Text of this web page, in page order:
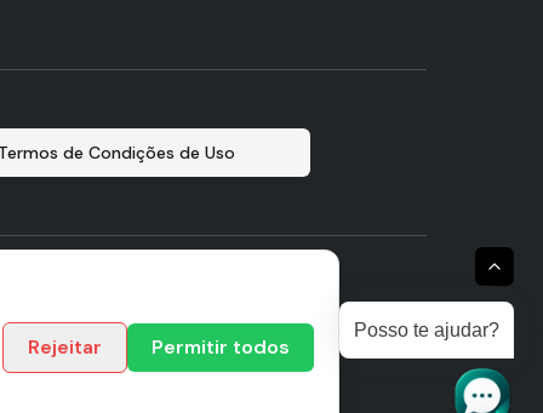
Rejeitar Permitir todos
Termos de Condições de Uso
Posso te ajudar?